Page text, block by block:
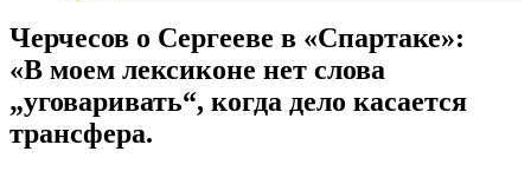
Черчесов о Сергееве в «Спартаке»:
«В моем лексиконе нет слова
„уговаривать“, когда дело касается
трансфера.